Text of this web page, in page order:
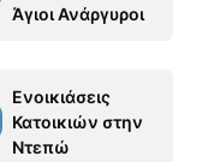
Άγιοι Ανάργυροι
Ενοικιάσεις
Κατοικιών στην
Ντεπώ